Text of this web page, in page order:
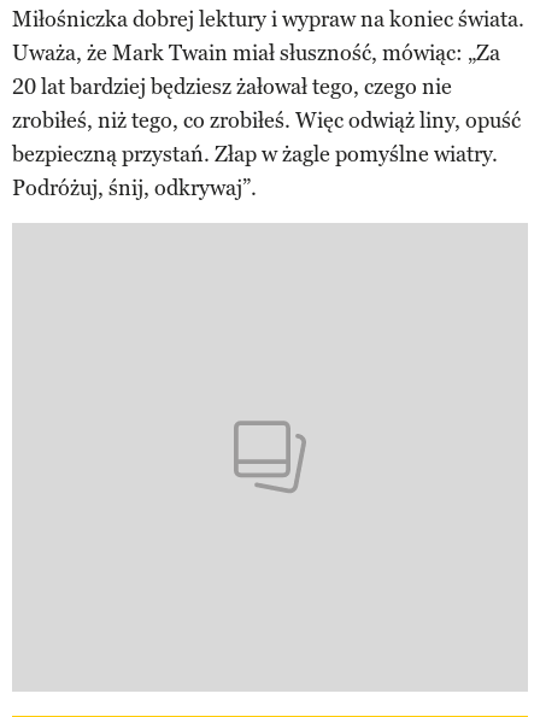
Miłośniczka dobrej lektury i wypraw na koniec świata.
Uważa, że Mark Twain miał słuszność, mówiąc: „Za
20 lat bardziej będziesz żałował tego, czego nie
zrobiłeś, niż tego, co zrobiłeś. Więc odwiąż liny, opuść
bezpieczną przystań. Złap w żagle pomyślne wiatry.
Podróżuj, śnij, odkrywaj”.